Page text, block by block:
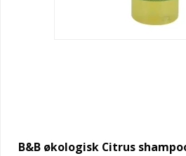
B&B økologisk Citrus